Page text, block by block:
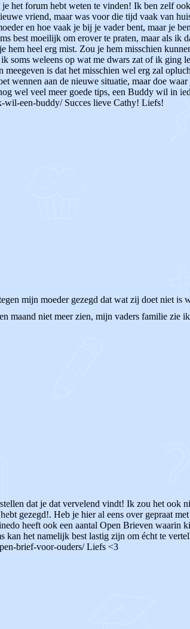
het forum hebt weten te vinden! Ik ben zelf
vriend, maar was voor die tijd vaak van
en hoe vaak je bij je vader bent, maar je
best moeilijk om erover te praten, maar als ik
hem heel erg mist. Zou je hem misschien
ik soms weleens op wat me dwars zat of ik
is dat het misschien wel erg zal
wennen aan de nieuwe situatie, maar doe
wel veel meer goede tips, een Buddy wil in
een-buddy/ Succes lieve Cathy! Liefs!
mijn moeder gezegd dat wat zij doet niet
maand niet meer zien, mijn vaders familie zie
dat je dat vervelend vindt! Ik zou het
gezegd!. Heb je hier al eens over gepraat
heeft ook een aantal Open Brieven waarin
kan het namelijk best lastig zijn om écht te
brief-voor-ouders/ Liefs <3